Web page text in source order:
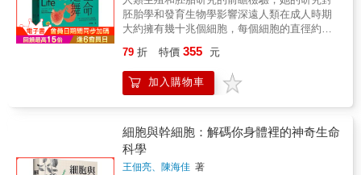
但生命科學已從過去所建立的知識基石，走入
了更細微的生命世界，具有更廣泛的應用層
面。——楊健志
本單位。在科學史上，這是一個重要的里程
碑，後來的研究成果，大部分可以視為這一
家確定了DNA的分子結構，「生命藍圖」從隱
喻變成明喻，生物學研究開始深入「分子」層
次。此後「細胞學說」退居幕後，成為日漸凋
謝的「老兵」。 本書提醒我們，所有與生物機
特定的細胞環境中才能發生作用。作者身為臨
床腫瘤醫師，對於「細胞」失靈、變態的後果
特別有感。他甚至提醒我們：新冠大疫其實揭
露了我們對於涉及的免疫機制與細胞的無知。
學工廠還熱鬧，密密麻麻的組成，比電腦還複
雜。如果把細胞比喻成一間大小適中的客廳，
大；金龜車旁，約有半打的懶骨頭靠椅，疊成
一堆，每隔一段時間，就有一些高爾夫球大小
的氣泡，自那疊懶骨頭靠椅中冒出，緩慢飄
浮……這間客廳裡，還織滿了密密麻麻的繩
網，有些繩索直直延伸，有些則像樹枝般長出
分枝，還有些細繩在纏繞金龜車一番後，延伸
到牆上。你還可見到許多香腸狀的物體，沿著
繩索滑動，更有許多像漏了氣的熱氣球，鬆散
的摺疊著，上面還黏了數千顆彈珠呢！相當於
因上， 不就可以解釋天才父母也有可能會生出
智力平平的孩子了嗎？ 那些名垂千古的偉大天
才，很多都出生於中下階層的普通家庭！ & ▎
用「生物鑰匙」來認祖歸宗，說不定你是哪個
分析，曹雪芹其實是曹操的後代！ DNA中有一
段區域是以片段為基礎重複數次，且發生突變
的機率為三千萬分之一， 也就是說，有血緣關
特殊DNA也基本上不會改變， 這個超低的突變
機率就等於是一把「生物鑰匙」，直接可以破
譯兩千多年前古人的基因， 別說不可能，你說
胚胎學和發育生物學影響深遠人類在成人時期
大約擁有幾十兆個細胞，每個細胞的直徑約為
一個成人的身體從頭到腳量起來就會有幾百公
里那麼高。從受精卵這個可以說是最重要的單
一細胞的角度來看，促成這個龐大且錯綜複雜
人類呢？長期以來，科學家們一直在努力讓懷
孕更容易、更安全、更成功。在《生命之舞》
中，發育和幹細胞生物學家瑪格達萊娜．澤尼
79 折 特價 355 元
加入購物車
細胞與幹細胞：解碼你身體裡的神奇生命
科學
王佃亮、陳海佳 著